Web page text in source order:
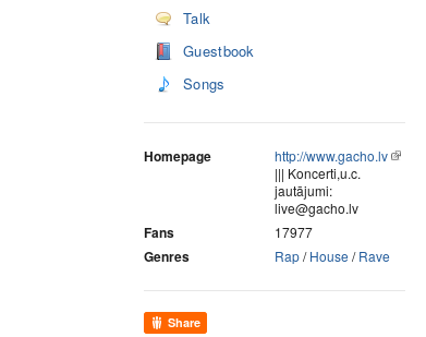
Talk
Guestbook
Songs
Homepage
http://www.gacho.lv
||| Koncerti,u.c.
jautājumi:
live@gacho.lv
Fans 17977
Genres Rap/House /Rave
Share